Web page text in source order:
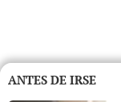
ANTES DE IRSE